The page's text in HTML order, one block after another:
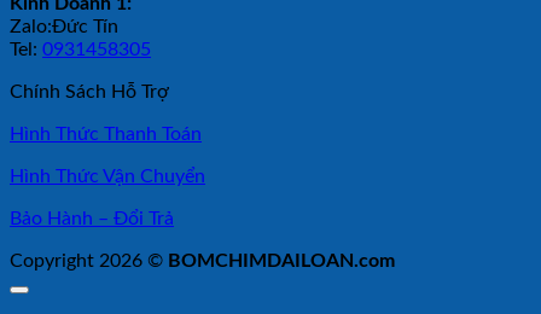
Zalo:Đức Tín
Tel: 0931458305
Chính Sách Hỗ Trợ
Hình Thức Thanh Toán
Hình Thức Vận Chuyển
Bảo Hành – Đổi Trả
Copyright 2026 © BOMCHIMDAILOAN.com